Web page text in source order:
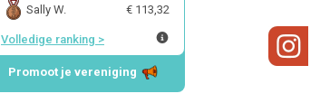
Sally W. € 113,32
Volledige ranking >
Promoot je vereniging